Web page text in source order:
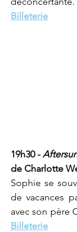
Billeterie
19h30 -
de Charlotte
Sophie se
de vacances
Billeterie